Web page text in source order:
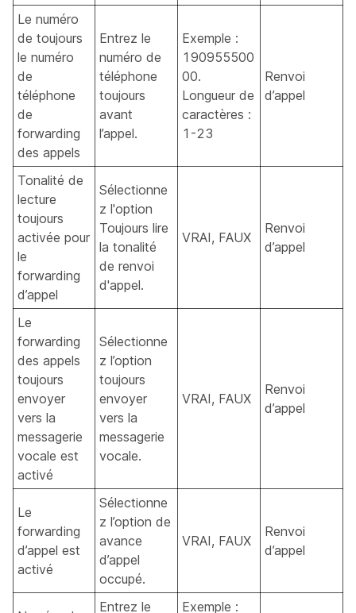
Le numéro
de toujours
le numéro
de
téléphone
de
forwarding
des appels
Entrez le
numéro de
téléphone
toujours
avant
l’appel.
Exemple :
190955500
00.
Longueur de
caractères :
1-23
Renvoi
d’appel
Tonalité de
lecture
toujours
activée pour
le
forwarding
d’appel
Sélectionne
z l'option
Toujours lire
la tonalité
de renvoi
d'appel.
VRAI, FAUX
Renvoi
d’appel
Le
forwarding
des appels
toujours
envoyer
vers la
messagerie
vocale est
activé
Sélectionne
z l’option
toujours
envoyer
vers la
messagerie
vocale.
VRAI, FAUX
Renvoi
d’appel
Le
forwarding
d’appel est
activé
Sélectionne
z l’option de
avance
d’appel
occupé.
VRAI, FAUX
Renvoi
d’appel
Entrez le
Exemple :